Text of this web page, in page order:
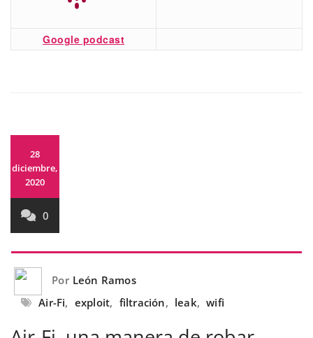
Google podcast
28
diciembre,
2020
0
Por León Ramos
Air-Fi, exploit, filtración, leak, wifi